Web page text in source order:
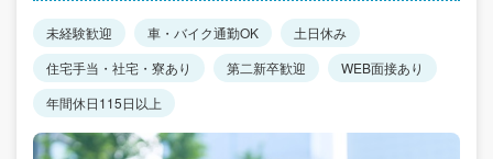
未経験歓迎 車・バイク通勤OK
土日休み
住宅手当・社宅・寮あり
第二新卒歓迎
WEB面接あり
年間休日115日以上